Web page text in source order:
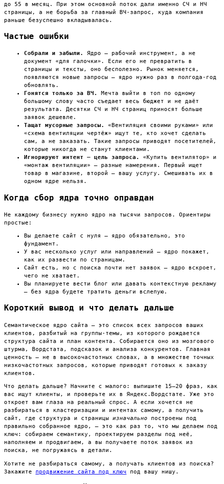
до 55 в месяц. При этом основной поток дали именно СЧ и НЧ
страницы, а не борьба за главный ВЧ-запрос, куда компания
раньше безуспешно вкладывалась.
Частые ошибки
Собрали и забыли.
Ядро — рабочий инструмент, а не
документ «для галочки». Если его не превратить в
страницы и тексты, оно бесполезно. Рынок меняется,
появляются новые запросы — ядро нужно раз в полгода-год
обновлять.
Гонятся только за ВЧ.
Мечта выйти в топ по одному
большому слову часто съедает весь бюджет и не даёт
результата. Десятки СЧ и НЧ страниц приносят больше
заявок дешевле.
Тащат мусорные запросы.
«Вентиляция своими руками» или
«схема вентиляции чертёж» ищут те, кто хочет сделать
сам, а не заказать. Такие запросы приводят посетителей,
которые никогда не станут клиентами.
Игнорируют интент — цель запроса.
«Купить вентилятор» и
«монтаж вентиляции» — разные намерения. Первый ищет
товар в магазине, второй — вашу услугу. Смешивать их в
одном ядре нельзя.
Когда сбор ядра точно оправдан
Не каждому бизнесу нужно ядро на тысячи запросов. Ориентиры
простые:
Вы делаете сайт с нуля — ядро обязательно, это
фундамент.
У вас несколько услуг или направлений — ядро покажет,
как их развести по страницам.
Сайт есть, но с поиска почти нет заявок — ядро вскроет,
чего не хватает.
Вы планируете вести блог или давать контекстную рекламу
— без ядра будете тратить деньги вслепую.
Короткий вывод и что делать дальше
Семантическое ядро сайта — это список всех запросов ваших
клиентов, разбитый на группы-темы, из которого рождается
структура сайта и план контента. Собирается оно из мозгового
штурма, Вордстата, подсказок и анализа конкурентов. Главная
ценность — не в высокочастотных словах, а в множестве точных
низкочастотных запросов, которые приводят готовых к заказу
клиентов.
Что делать дальше? Начните с малого: выпишите 15–20 фраз, как
вас ищут клиенты, и проверьте их в Яндекс.Вордстате. Уже это
откроет вам глаза на реальный спрос. А если хочется не
разбираться в кластеризации и интентах самому, а получить
сайт, где структура и страницы изначально построены под
правильно собранное ядро, — это как раз то, что мы делаем под
ключ: собираем семантику, проектируем разделы под неё,
наполняем и продвигаем, а вы получаете поток заявок из
поиска, не погружаясь в детали.
Хотите не разбираться самому, а получать клиентов из поиска?
Закажите продвижение сайта под ключ под вашу нишу.